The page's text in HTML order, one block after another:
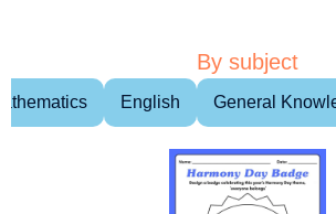
By subject
English General